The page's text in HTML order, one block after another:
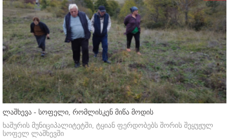
ლაშხევა - სოფელი, რომლისკენ მიწა მოდის
ხაშურის მუნიციპალიტეტში, ტყიან ფერდობებს შორის შეყუჟულ
სოფელ ლაშხევში